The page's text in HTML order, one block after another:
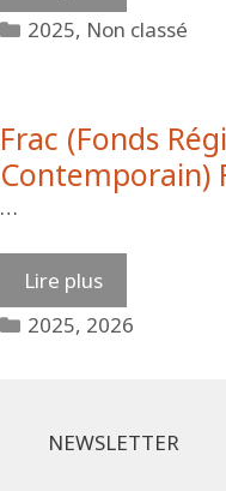
Catégories
2025, Non classé
Frac (Fonds
Contemporain)
…
Lire plus
Catégories
2025, 2026
NEWSLETTER